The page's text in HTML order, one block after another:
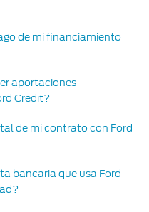
de mi financiamiento
aportaciones
Credit?
de mi contrato con Ford
bancaria que usa Ford